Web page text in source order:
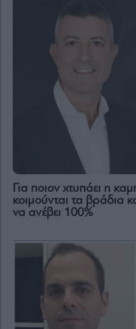
Για ποιον χτυπάει η
κοιμούνται τα βράδια
να ανέβει 100%